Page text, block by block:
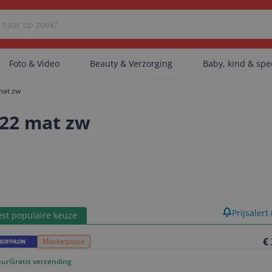
Er zijn geen artikelen gevonden.
Foto & Video Beauty & Verzorging Baby, kind &
zw
mat zw
populaire keuze
Marketplace €
Gratis verzending
Prijsalert